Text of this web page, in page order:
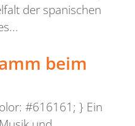
der spanischen
beim
#616161; } Ein